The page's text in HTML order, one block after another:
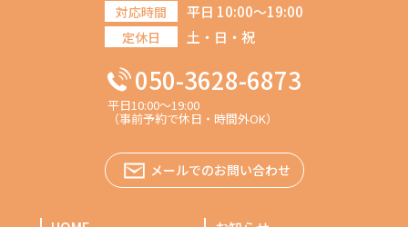
対応時間 平日 10:00～19:00
定休日 土・日・祝
050-3628-6873
平日10:00～19:00
（事前予約で休日・時間外OK）
メールでのお問い合わせ